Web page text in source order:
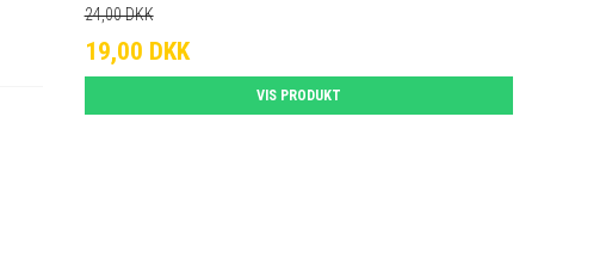
24,00 DKK
19,00 DKK
VIS PRODUKT